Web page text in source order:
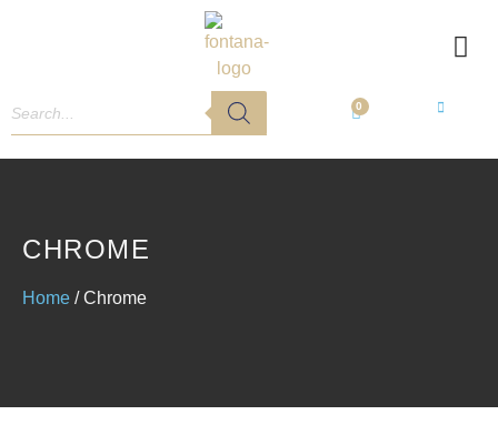
0
CHROME
Home / Chrome